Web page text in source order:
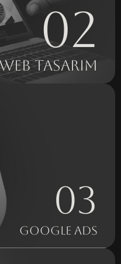
02
TASARIM
03
GOOGLE ADS